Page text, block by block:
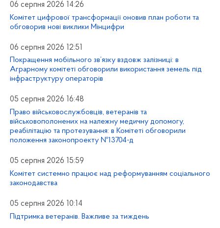
06 серпня 2026 14:26
Комітет цифрової трансформації оновив план роботи та
обговорив нові виклики Мінцифри
06 серпня 2026 12:51
Покращення мобільного зв’язку вздовж залізниці: в
Аграрному комітеті обговорили використання земель під
інфраструктуру операторів
05 серпня 2026 16:48
Право військовослужбовців, ветеранів та
військовополонених на належну медичну допомогу,
реабілітацію та протезування: в Комітеті обговорили
положення законопроекту №13704-д
05 серпня 2026 15:59
Комітет системно працює над реформуванням соціального
законодавства
05 серпня 2026 10:14
Підтримка ветеранів. Важливе за тиждень